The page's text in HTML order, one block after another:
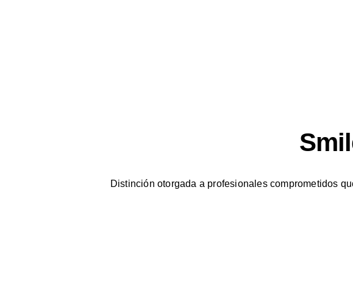
Distinción otorgada a profesionales comprometidos